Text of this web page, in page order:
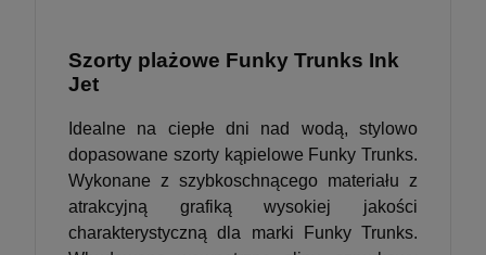
Szorty plażowe Funky Trunks Ink
Jet
Idealne na ciepłe dni nad wodą, stylowo
dopasowane szorty kąpielowe Funky Trunks.
Wykonane z szybkoschnącego materiału z
atrakcyjną grafiką wysokiej jakości
charakterystyczną dla marki Funky Trunks.